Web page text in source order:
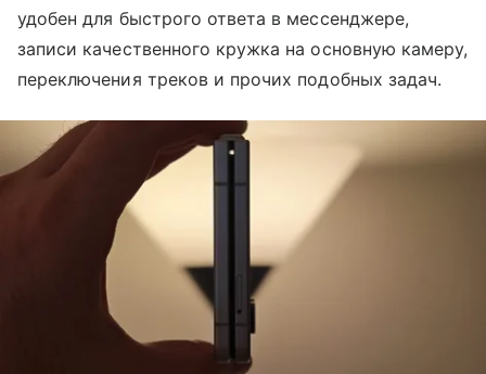
удобен для быстрого ответа в мессенджере,
записи качественного кружка на основную камеру,
переключения треков и прочих подобных задач.